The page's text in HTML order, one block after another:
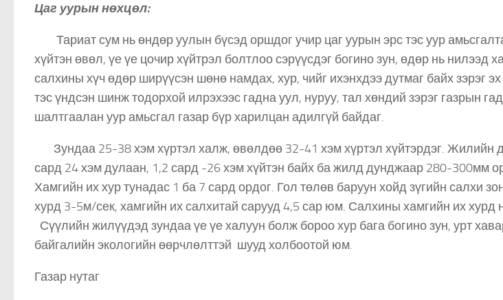
Цаг уурын нөхцөл:
Тариат сум нь өндөр уулын бүсэд оршдог учир цаг уурын эрс тэс уур
хүйтэн өвөл, үе үе цочир хүйтрэл болтлоо сэрүүсдэг богино зун, өдөр нь нилээд
салхины хүч өдөр ширүүсэн шөнө намдах, хур, чийг ихэнхдээ дутмаг байх зэрэг
тэс үндсэн шинж тодорхой илрэхээс гадна уул, нуруу, тал хөндий зэрэг газрын
шалтгаалан уур амьсгал газар бүр харилцан адилгүй байдаг.
Зундаа 25-38 хэм хүртэл халж, өвөлдөө 32-41 хэм хүртэл хүйтэрдэг. Жилийн
сард 24 хэм дулаан, 1,2 сард -26 хэм хүйтэн байх ба жилд дунджаар 280-300мм
Хамгийн их хур тунадас 1 ба 7 сард ордог. Гол төлөв баруун хойд зүгийн салхи
хурд 3-5м/сек, хамгийн их салхитай сарууд 4,5 сар юм. Салхины хамгийн их хурд
Сүүлийн жилүүдэд зундаа үе үе халуун болж бороо хур бага богино зун, урт
байгалийн экологийн өөрчлөлттэй шууд холбоотой юм.
Газар нутаг